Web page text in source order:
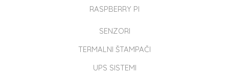
RASPBERRY PI
SENZORI
TERMALNI ŠTAMPAČI
UPS SISTEMI